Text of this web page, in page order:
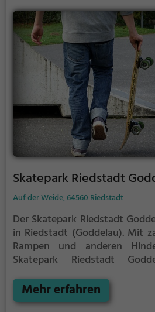
Skatepark Riedstadt
Auf der Weide, 64560 Riedstadt
Der Skatepark Riedstadt
in Riedstadt (Goddelau). Mit
Rampen und anderen
Skatepark Riedstadt
stellen.
Mehr erfahren